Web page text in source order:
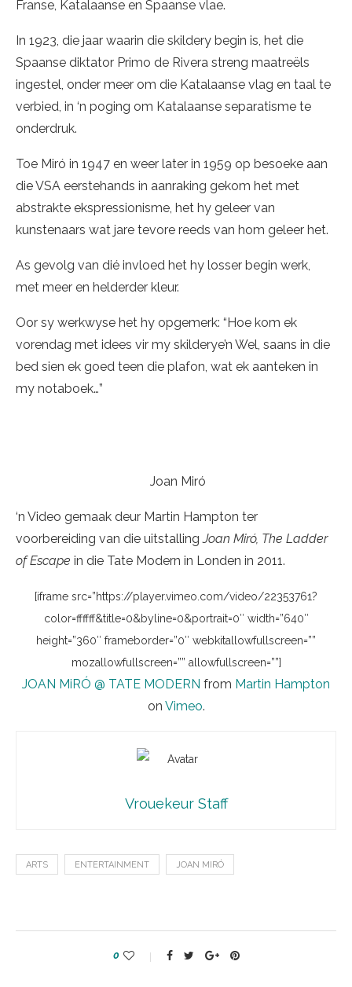
Franse, Katalaanse en Spaanse vlae.
In 1923, die jaar waarin die skildery begin is, het die
Spaanse diktator Primo de Rivera streng maatreëls
ingestel, onder meer om die Katalaanse vlag en taal te
verbied, in ‘n poging om Katalaanse separatisme te
onderdruk.
Toe Miró in 1947 en weer later in 1959 op besoeke aan
die VSA eerstehands in aanraking gekom het met
abstrakte ekspressionisme, het hy geleer van
kunstenaars wat jare tevore reeds van hom geleer het.
As gevolg van dié invloed het hy losser begin werk,
met meer en helderder kleur.
Oor sy werkwyse het hy opgemerk: “Hoe kom ek
vorendag met idees vir my skilderye’n Wel, saans in die
bed sien ek goed teen die plafon, wat ek aanteken in
my notaboek…”
Joan Miró
‘n Video gemaak deur Martin Hampton ter
voorbereiding van die uitstallingJoan Miró, The Ladder
of Escape in die Tate Modern in Londen in 2011.
[iframe src=”https://player.vimeo.com/video/22353761?
color=ffffff&title=0&byline=0&portrait=0″ width=”640″
height=”360″ frameborder=”0″ webkitallowfullscreen=””
mozallowfullscreen=”” allowfullscreen=””]
JOAN MiRÓ @ TATE MODERN from Martin Hampton
on Vimeo.
Vrouekeur Staff
ARTS ENTERTAINMENT JOAN MIRÓ
0